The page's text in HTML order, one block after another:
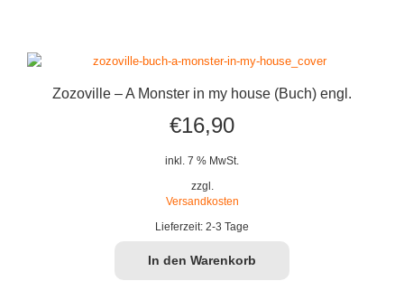
Zozoville – A Monster in my house (Buch) engl.
€16,90
inkl. 7 % MwSt.
zzgl.
Versandkosten
Lieferzeit: 2-3 Tage
In den Warenkorb